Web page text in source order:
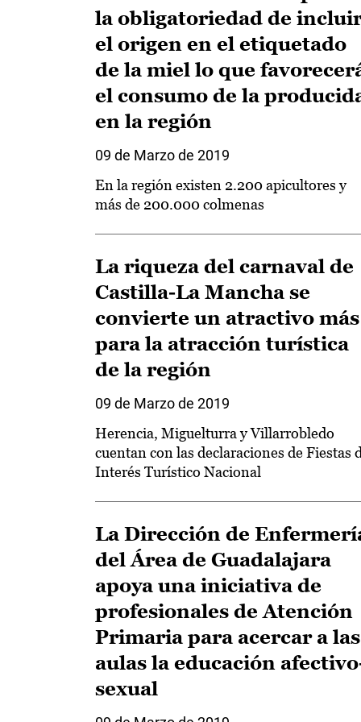
la obligatoriedad de
el origen en el etiquetado
de la miel lo que
el consumo de la
en la región
09 de Marzo de 2019
En la región existen 2.200 apicultores y
más de 200.000 colmenas
La riqueza del carnaval de
Castilla-La Mancha se
convierte un atractivo más
para la atracción turística
de la región
09 de Marzo de 2019
Herencia, Miguelturra y Villarrobledo
cuentan con las declaraciones de Fiestas
Interés Turístico Nacional
La Dirección de
del Área de Guadalajara
apoya una iniciativa de
profesionales de Atención
Primaria para acercar a las
aulas la educación
sexual